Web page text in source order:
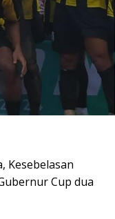
Kesebelasan
Cup dua